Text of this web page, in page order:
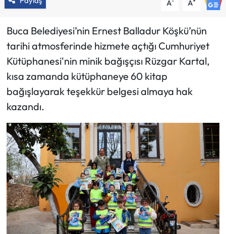
A A
Buca Belediyesi’nin Ernest Balladur Köşkü’nün
tarihi atmosferinde hizmete açtığı Cumhuriyet
Kütüphanesi'nin minik bağışçısı Rüzgar Kartal,
kısa zamanda kütüphaneye 60 kitap
bağışlayarak teşekkür belgesi almaya hak
kazandı.